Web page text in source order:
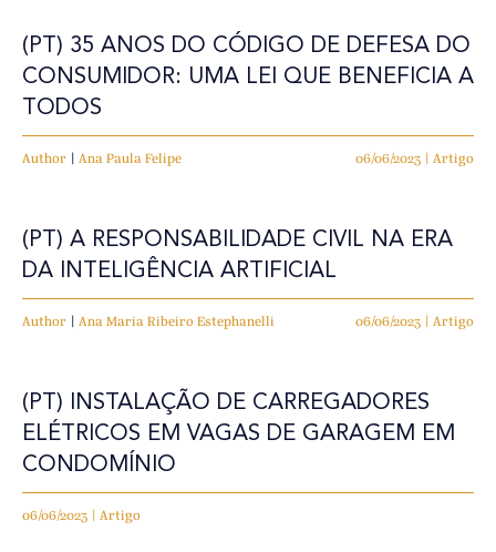
(PT) 35 ANOS DO CÓDIGO DE DEFESA DO
CONSUMIDOR: UMA LEI QUE BENEFICIA A
TODOS
Author | Ana Paula Felipe 06/06/2023 | Artigo
(PT) A RESPONSABILIDADE CIVIL NA ERA
DA INTELIGÊNCIA ARTIFICIAL
Author | Ana Maria Ribeiro Estephanelli 06/06/2023 | Artigo
(PT) INSTALAÇÃO DE CARREGADORES
ELÉTRICOS EM VAGAS DE GARAGEM EM
CONDOMÍNIO
06/06/2023 | Artigo